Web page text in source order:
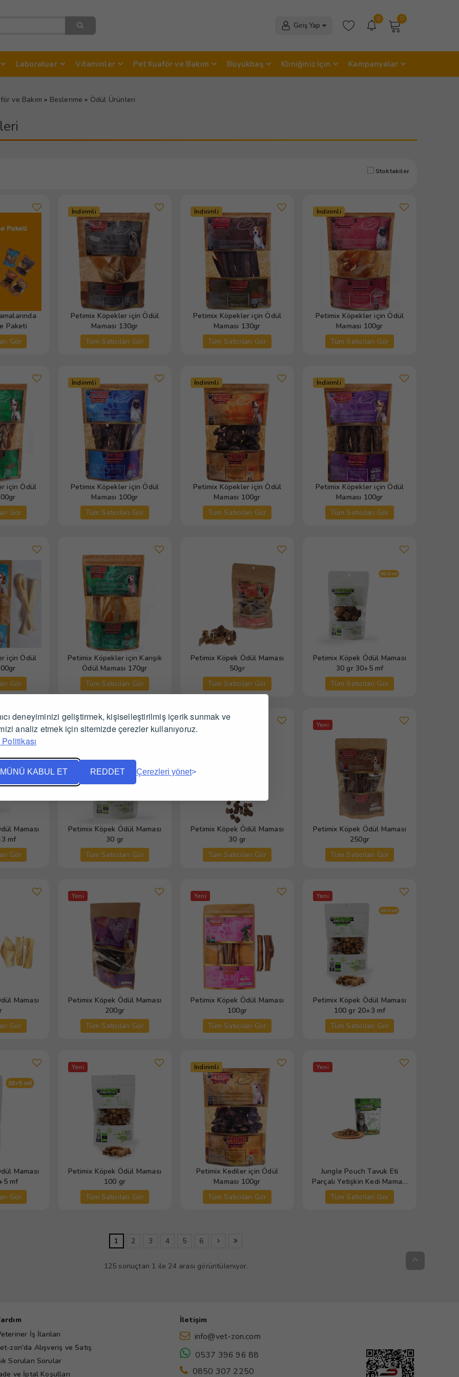
deneyiminizi geliştirmek, kişiselleştirilmiş içerik sunmak ve
analiz etmek için sitemizde çerezler kullanıyoruz.
KABUL ET REDDET Çerezleri yönet
0
0
Giriş Yap
Laboratuar Vitaminler Pet Kuaför ve Bakım Büyükbaş Kliniğiniz İçin Kampanyalar
ve Bakım » Beslenme » Ödül Ürünleri
Stoktakiler
Paketi
Gör
İndirimli
Petimix Köpekler için Ödül
Maması 130gr
Tüm Satıcıları Gör
İndirimli
Petimix Köpekler için Ödül
Maması 130gr
Tüm Satıcıları Gör
İndirimli
Petimix Köpekler için Ödül
Maması 100gr
Tüm Satıcıları Gör
için Ödül
Gör
İndirimli
Petimix Köpekler için Ödül
Maması 100gr
Tüm Satıcıları Gör
İndirimli
Petimix Köpekler için Ödül
Maması 100gr
Tüm Satıcıları Gör
İndirimli
Petimix Köpekler için Ödül
Maması 100gr
Tüm Satıcıları Gör
için Ödül
Gör
Petimix Köpekler için Karışık
Ödül Maması 170gr
Tüm Satıcıları Gör
Petimix Köpek Ödül Maması
50gr
Tüm Satıcıları Gör
Petimix Köpek Ödül Maması
30 gr 30+5 mf
Tüm Satıcıları Gör
Maması
mf
Gör
Yeni
Petimix Köpek Ödül Maması
30 gr
Tüm Satıcıları Gör
Petimix Köpek Ödül Maması
30 gr
Tüm Satıcıları Gör
Yeni
Petimix Köpek Ödül Maması
250gr
Tüm Satıcıları Gör
Maması
Gör
Yeni
Petimix Köpek Ödül Maması
200gr
Tüm Satıcıları Gör
Yeni
Petimix Köpek Ödül Maması
100gr
Tüm Satıcıları Gör
Yeni
Petimix Köpek Ödül Maması
100 gr 20+3 mf
Tüm Satıcıları Gör
Maması
30+5 mf
Gör
Yeni
Petimix Köpek Ödül Maması
100 gr
Tüm Satıcıları Gör
İndirimli
Petimix Kediler için Ödül
Maması 100gr
Tüm Satıcıları Gör
Yeni
Jungle Pouch Tavuk Eti
Parçalı Yetişkin Kedi Maması
100 gr
Tüm Satıcıları Gör
1 2 3 4 5 6
125 sonuçtan 1 ile 24 arası görüntüleniyor.
İş İlanları
zon'da Alışveriş ve Satış
Sorulan Sorular
ve İptal Koşulları
İletişim
info@vet-zon.com
0537 396 96 88
0850 307 2250